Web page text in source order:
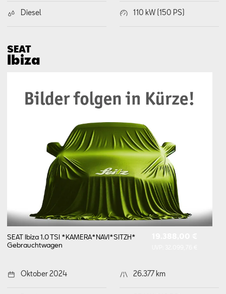
Diesel 110 kW (150 PS)
SEAT
Ibiza
SEAT Ibiza 1.0 TSI *KAMERA*NAVI*SITZH*
Gebrauchtwagen
Oktober 2024 26.377 km